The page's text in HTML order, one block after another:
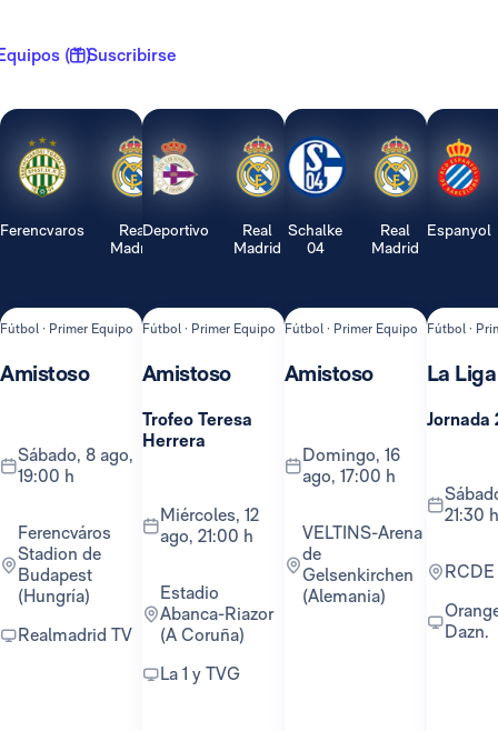
( 1 )Suscribirse
Ferencvaros
Real
Madrid
Fútbol · Primer Equipo
Amistoso
sábado, 8 ago,
19:00 h
Ferencváros
Stadion de
Budapest
(Hungría)
Realmadrid TV
Deportivo
Real
Madrid
Fútbol · Primer Equipo
Amistoso
Trofeo Teresa
Herrera
miércoles, 12
ago, 21:00 h
Estadio
Abanca-Riazor
(A Coruña)
La 1 y TVG
Schalke
04
Real
Madrid
Fútbol · Primer Equipo
Amistoso
domingo, 16
ago, 17:00 h
VELTINS-Arena
de
Gelsenkirchen
(Alemania)
Espanyol
Fútbol ·
La Liga
Jornada
sábado, 22 ago,
21:30 h
Orange TV y
Dazn.